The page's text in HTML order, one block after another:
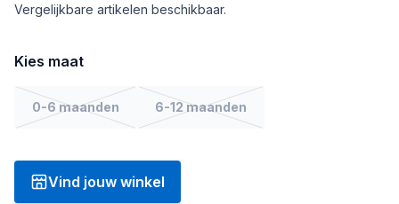
Vergelijkbare artikelen beschikbaar.
Kies maat
0-6 maanden 6-12 maanden
Vind jouw winkel